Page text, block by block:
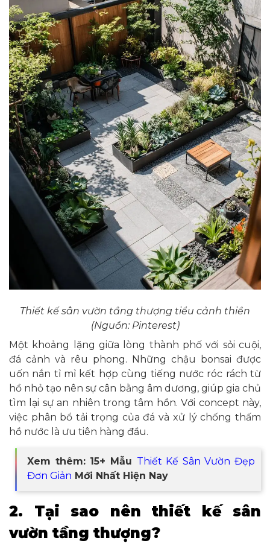
Thiết kế sân vườn tầng thượng tiểu cảnh thiền
(Nguồn: Pinterest)
Một khoảng lặng giữa lòng thành phố với sỏi cuội,
đá cảnh và rêu phong. Những chậu bonsai được
uốn nắn tỉ mỉ kết hợp cùng tiếng nước róc rách từ
hồ nhỏ tạo nên sự cân bằng âm dương, giúp gia chủ
tìm lại sự an nhiên trong tâm hồn. Với concept này,
việc phân bổ tải trọng của đá và xử lý chống thấm
hồ nước là ưu tiên hàng đầu.
Xem thêm: 15+ Mẫu Thiết Kế Sân Vườn Đẹp
Đơn Giản Mới Nhất Hiện Nay
2. Tại sao nên thiết kế sân
vườn tầng thượng?